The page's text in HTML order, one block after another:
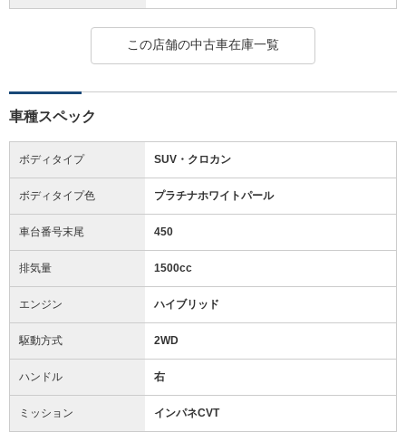
この店舗の中古車在庫一覧
車種スペック
ボディタイプ SUV・クロカン
ボディタイプ色 プラチナホワイトパール
車台番号末尾 450
排気量 1500cc
エンジン ハイブリッド
駆動方式 2WD
ハンドル 右
ミッション インパネCVT